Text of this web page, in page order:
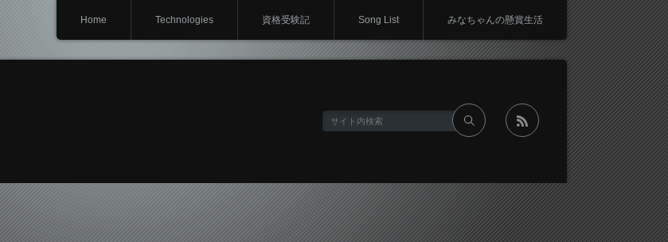
Home Technologies 資格受験記 Song List みなちゃんの懸賞生活